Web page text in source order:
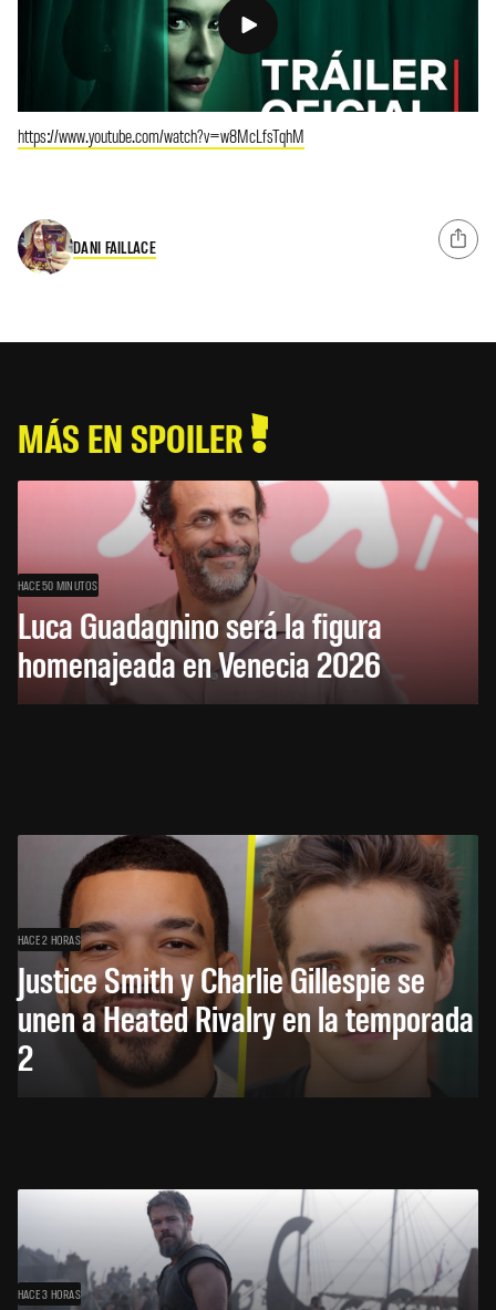
https://www.youtube.com/watch?v=w8McLfsTqhM
DANI FAILLACE
MÁS EN SPOILER
HACE 50 MINUTOS
Luca Guadagnino será la figura
homenajeada en Venecia 2026
HACE 2 HORAS
Justice Smith y Charlie Gillespie se
unen a Heated Rivalry en la temporada
2
HACE 3 HORAS